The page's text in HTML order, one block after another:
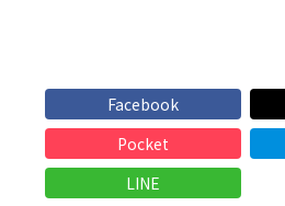
Facebook
Pocket
LINE